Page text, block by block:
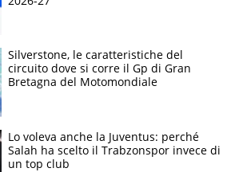
Silverstone, le caratteristiche del
circuito dove si corre il Gp di Gran
Bretagna del Motomondiale
Lo voleva anche la Juventus: perché
Salah ha scelto il Trabzonspor invece di
un top club